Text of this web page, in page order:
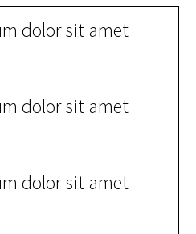
dolor sit amet
dolor sit amet
dolor sit amet